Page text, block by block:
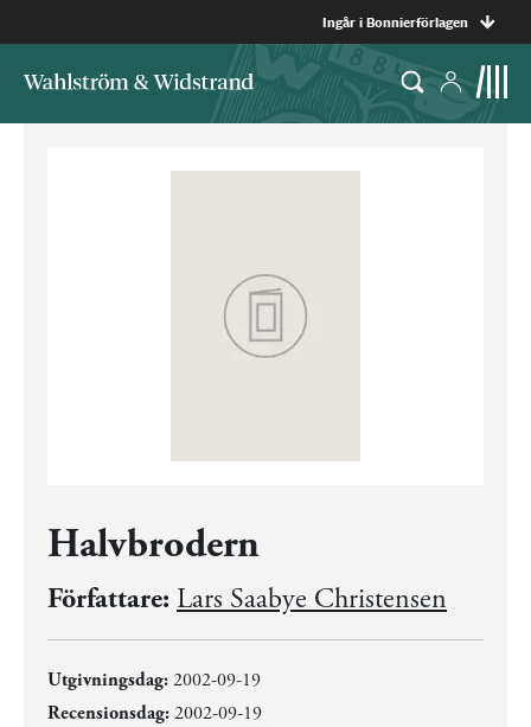
Ingår i Bonnierförlagen
Halvbrodern
Författare: Lars Saabye Christensen
Utgivningsdag:2002-09-19
Recensionsdag:2002-09-19